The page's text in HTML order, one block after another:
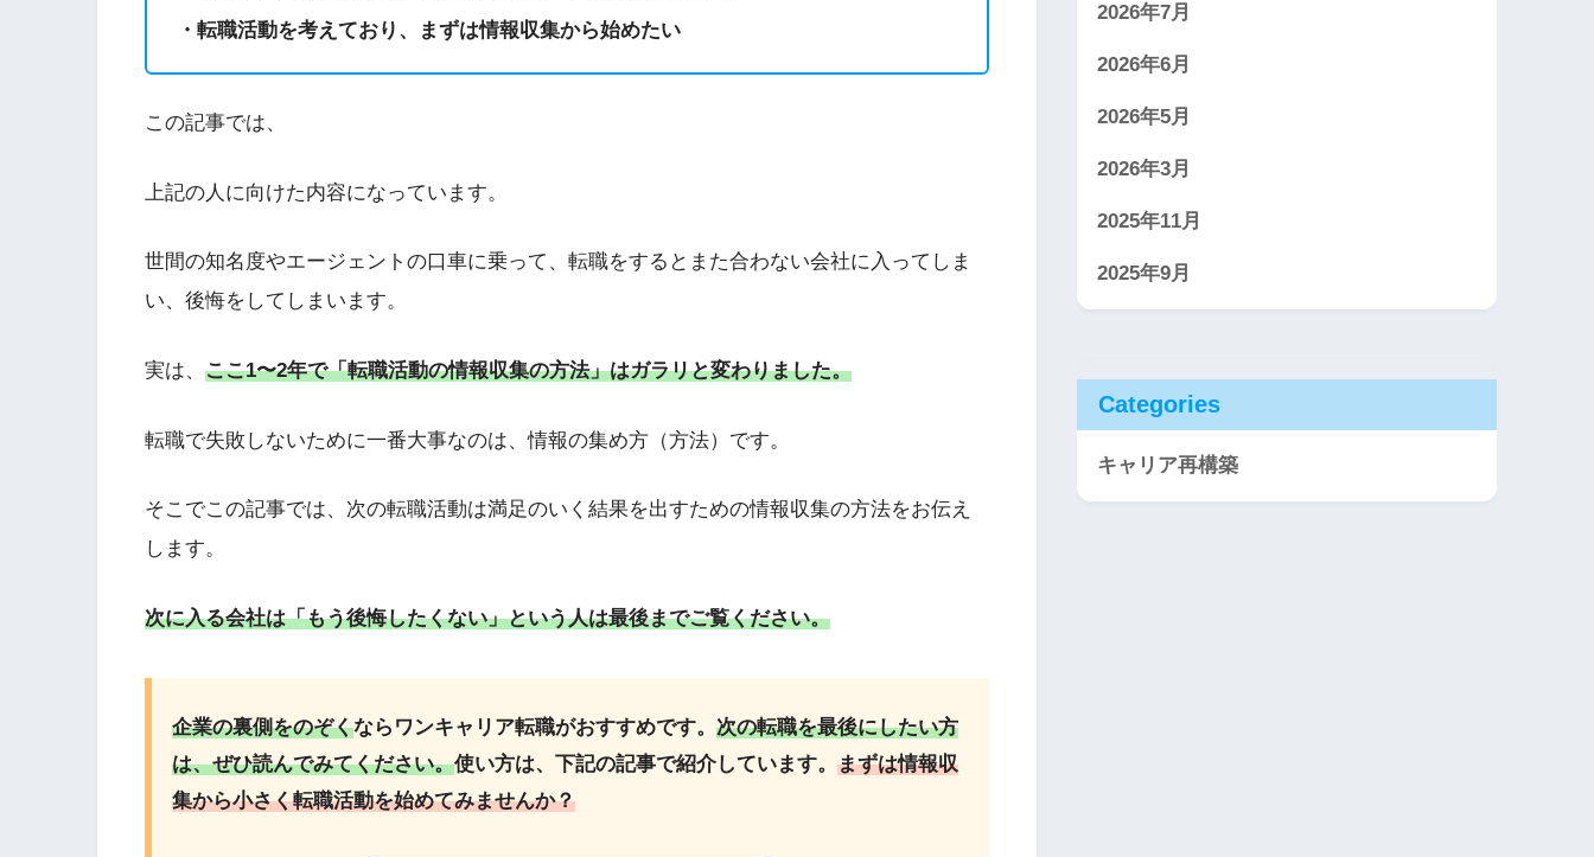
・転職活動を考えており、まずは情報収集から始めたい
この記事では、
上記の人に向けた内容になっています。
世間の知名度やエージェントの口車に乗って、転職をするとまた合わない会社に入ってしま
い、後悔をしてしまいます。
実は、 ここ1〜2年で「転職活動の情報収集の方法」はガラリと変わりました。
転職で失敗しないために一番大事なのは、情報の集め方（方法）です。
そこでこの記事では、次の転職活動は満足のいく結果を出すための情報収集の方法をお伝え
します。
次に入る会社は「もう後悔したくない」という人は最後までご覧ください。
企業の裏側をのぞくならワンキャリア転職がおすすめです。次の転職を最後にしたい方
は、ぜひ読んでみてください。使い方は、下記の記事で紹介しています。まずは情報収
集から小さく転職活動を始めてみませんか？
2026年7月
2026年6月
2026年5月
2026年3月
2025年11月
2025年9月
Categories
キャリア再構築